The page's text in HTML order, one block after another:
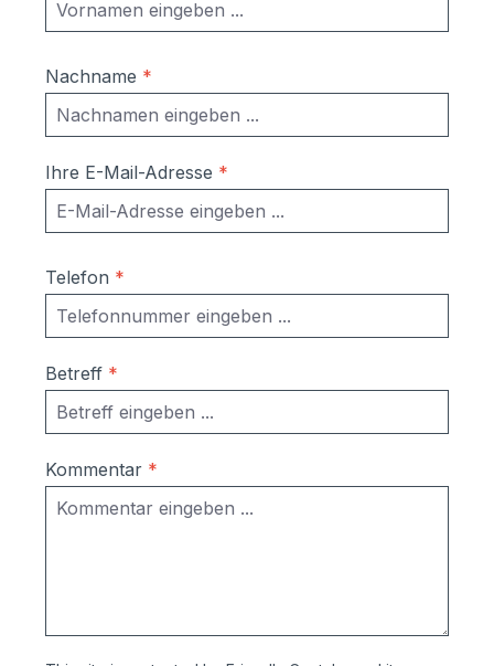
Nachname *
Ihre E-Mail-Adresse *
Telefon *
Betreff *
Kommentar *